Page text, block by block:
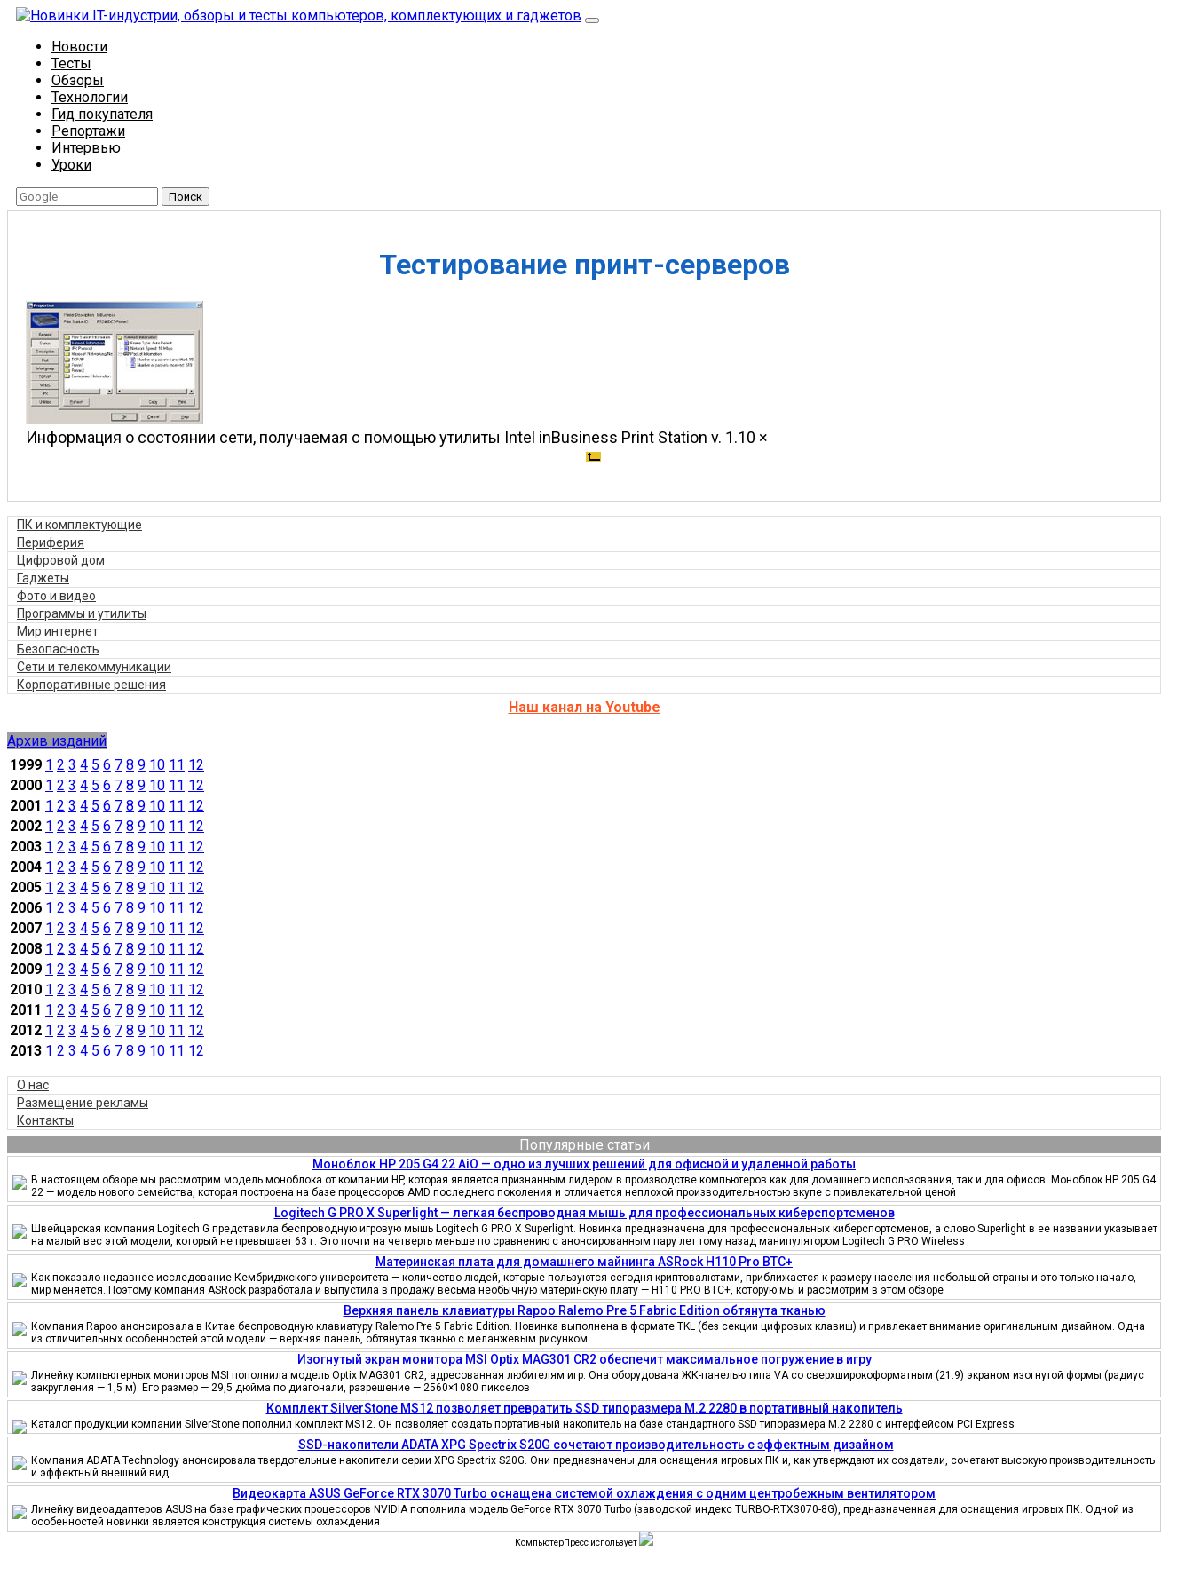
Новости
Тесты
Обзоры
Технологии
Гид покупателя
Репортажи
Интервью
Уроки
Поиск
Тестирование принт-серверов
Информация о состоянии сети, получаемая с помощью утилиты Intel inBusiness Print Station v. 1.10 ×
ПК и комплектующие
Периферия
Цифровой дом
Гаджеты
Фото и видео
Программы и утилиты
Мир интернет
Безопасность
Сети и телекоммуникации
Корпоративные решения
Наш канал на Youtube
Архив изданий
1999 1 2 3 4 5 6 7 8 9 10 11 12
2000 1 2 3 4 5 6 7 8 9 10 11 12
2001 1 2 3 4 5 6 7 8 9 10 11 12
2002 1 2 3 4 5 6 7 8 9 10 11 12
2003 1 2 3 4 5 6 7 8 9 10 11 12
2004 1 2 3 4 5 6 7 8 9 10 11 12
2005 1 2 3 4 5 6 7 8 9 10 11 12
2006 1 2 3 4 5 6 7 8 9 10 11 12
2007 1 2 3 4 5 6 7 8 9 10 11 12
2008 1 2 3 4 5 6 7 8 9 10 11 12
2009 1 2 3 4 5 6 7 8 9 10 11 12
2010 1 2 3 4 5 6 7 8 9 10 11 12
2011 1 2 3 4 5 6 7 8 9 10 11 12
2012 1 2 3 4 5 6 7 8 9 10 11 12
2013 1 2 3 4 5 6 7 8 9 10 11 12
О нас
Размещение рекламы
Контакты
Популярные статьи
Моноблок HP 205 G4 22 AiO — одно из лучших решений для офисной и удаленной работы
В настоящем обзоре мы рассмотрим модель моноблока от компании HP, которая является признанным лидером в производстве компьютеров как для домашнего использования, так и для офисов. Моноблок HP 205 G4
22 — модель нового семейства, которая построена на базе процессоров AMD последнего поколения и отличается неплохой производительностью вкупе с привлекательной ценой
Logitech G PRO X Superlight — легкая беспроводная мышь для профессиональных киберспортсменов
Швейцарская компания Logitech G представила беспроводную игровую мышь Logitech G PRO X Superlight. Новинка предназначена для профессиональных киберспортсменов, а слово Superlight в ее названии указывает
на малый вес этой модели, который не превышает 63 г. Это почти на четверть меньше по сравнению с анонсированным пару лет тому назад манипулятором Logitech G PRO Wireless
Материнская плата для домашнего майнинга ASRock H110 Pro BTC+
Как показало недавнее исследование Кембриджского университета — количество людей, которые пользуются сегодня криптовалютами, приближается к размеру населения небольшой страны и это только начало,
мир меняется. Поэтому компания ASRock разработала и выпустила в продажу весьма необычную материнскую плату — H110 PRO BTC+, которую мы и рассмотрим в этом обзоре
Верхняя панель клавиатуры Rapoo Ralemo Pre 5 Fabric Edition обтянута тканью
Компания Rapoo анонсировала в Китае беспроводную клавиатуру Ralemo Pre 5 Fabric Edition. Новинка выполнена в формате TKL (без секции цифровых клавиш) и привлекает внимание оригинальным дизайном. Одна
из отличительных особенностей этой модели — верхняя панель, обтянутая тканью с меланжевым рисунком
Изогнутый экран монитора MSI Optix MAG301 CR2 обеспечит максимальное погружение в игру
Линейку компьютерных мониторов MSI пополнила модель Optix MAG301 CR2, адресованная любителям игр. Она оборудована ЖК-панелью типа VA со сверхширокоформатным (21:9) экраном изогнутой формы (радиус
закругления — 1,5 м). Его размер — 29,5 дюйма по диагонали, разрешение — 2560×1080 пикселов
Комплект SilverStone MS12 позволяет превратить SSD типоразмера M.2 2280 в портативный накопитель
Каталог продукции компании SilverStone пополнил комплект MS12. Он позволяет создать портативный накопитель на базе стандартного SSD типоразмера M.2 2280 с интерфейсом PCI Express
SSD-накопители ADATA XPG Spectrix S20G сочетают производительность с эффектным дизайном
Компания ADATA Technology анонсировала твердотельные накопители серии XPG Spectrix S20G. Они предназначены для оснащения игровых ПК и, как утверждают их создатели, сочетают высокую производительность
и эффектный внешний вид
Видеокарта ASUS GeForce RTX 3070 Turbo оснащена системой охлаждения с одним центробежным вентилятором
Линейку видеоадаптеров ASUS на базе графических процессоров NVIDIA пополнила модель GeForce RTX 3070 Turbo (заводской индекс TURBO-RTX3070-8G), предназначенная для оснащения игровых ПК. Одной из
особенностей новинки является конструкция системы охлаждения
КомпьютерПресс использует